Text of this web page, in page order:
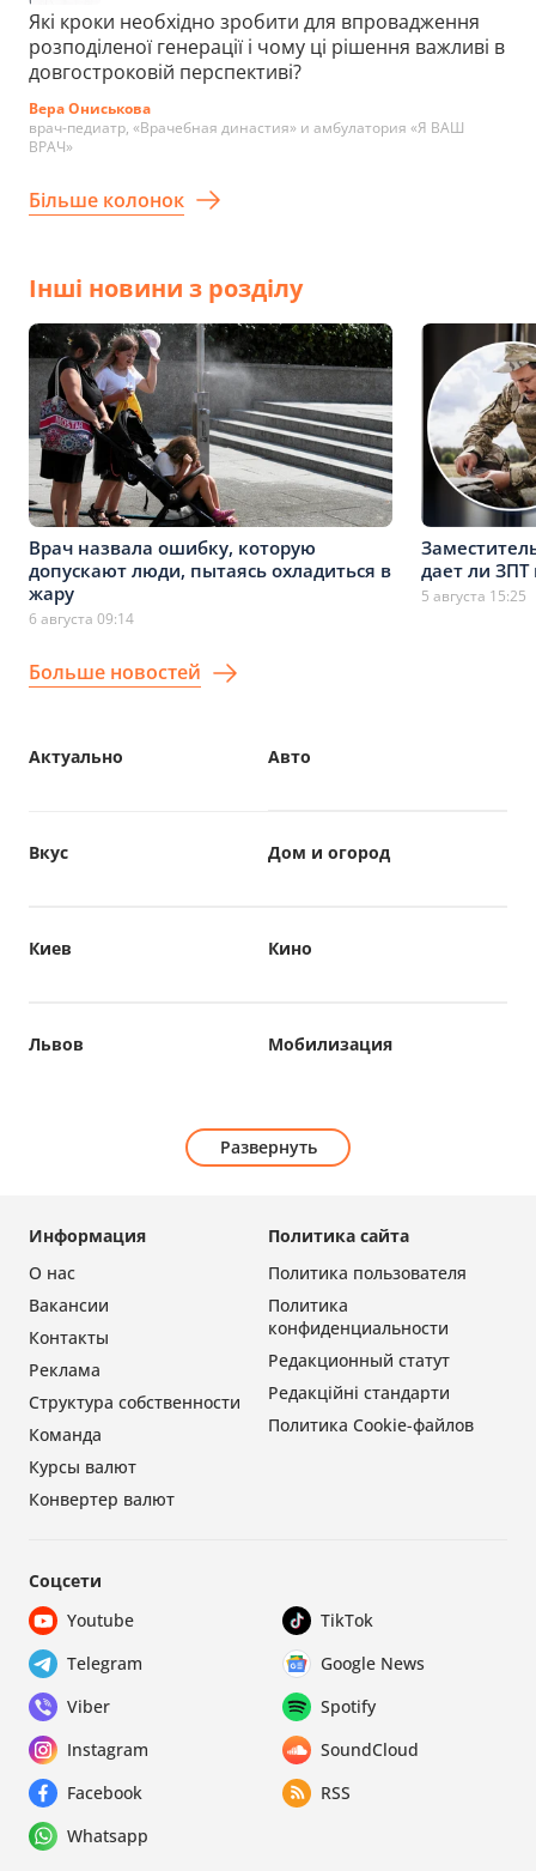
Які кроки необхідно зробити для впровадження
розподіленої генерації і чому ці рішення важливі в
довгостроковій перспективі?
Вера Ониськова
врач-педиатр, «Врачебная династия» и амбулатория «Я ВАШ
ВРАЧ»
Більше колонок
Інші новини з розділу
Врач назвала ошибку, которую
допускают люди, пытаясь охладиться в
жару
6 августа 09:14
дает ли ЗПТ
5 августа 15:25
Больше новостей
Авто
Актуально
Вкус Дом и огород
Киев Кино
Львов Мобилизация
Развернуть
Политика сайта
Политика пользователя
Политика
конфиденциальности
Редакционный статут
Редакційні стандарти
Политика Cookie-файлов
Информация
О нас
Вакансии
Контакты
Реклама
Структура собственности
Команда
Курсы валют
Конвертер валют
Соцсети
Youtube
TikTok
Telegram
Google News
Viber
Spotify
Instagram
SoundCloud
Facebook
RSS
Whatsapp